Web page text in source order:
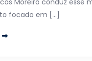
Moreira conduz esse
focado em […]